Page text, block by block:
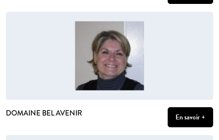
DOMAINE BEL AVENIR En savoir +